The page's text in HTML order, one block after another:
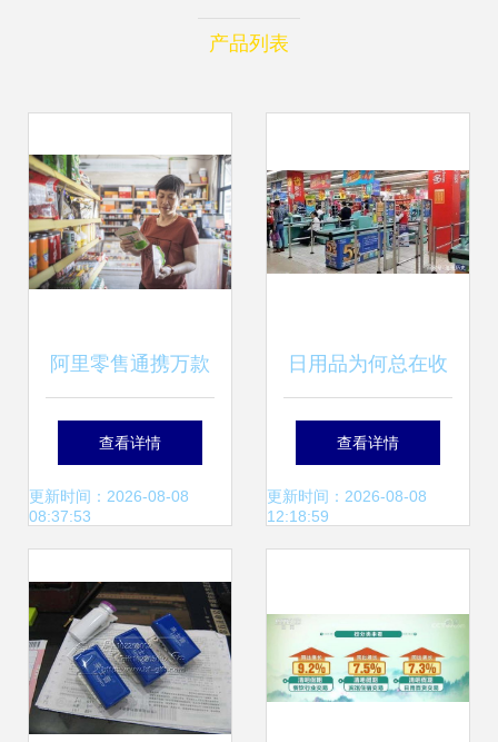
产品列表
阿里零售通携万款
新品，重塑线下小
店经营格局
查看详情
更新时间：2026-08-08
08:37:53
日用品为何总在收
银台旁 商家的“布
局之魂”
查看详情
更新时间：2026-08-08
12:18:59